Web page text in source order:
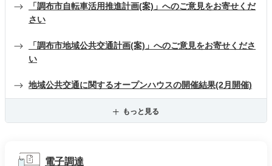
「調布市自転車活用推進計画(案)」へのご意見をお寄せくだ
さい
「調布市地域公共交通計画(案)」へのご意見をお寄せくださ
い
地域公共交通に関するオープンハウスの開催結果(2月開催)
もっと見る
電子調達